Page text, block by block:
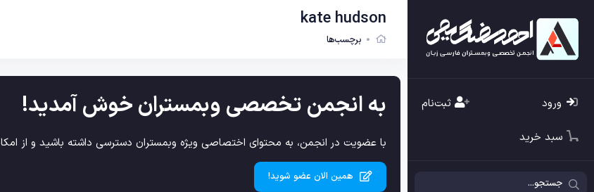
ورود ثبت‌نام
سبد خرید
kate hudson
برچسب‌ها
به انجمن تخصصی وبمستران خوش آمدید!
با عضویت در انجمن، به محتوای اختصاصی ویژه وبمستران دسترسی داشته باشید و از
همین الان عضو شوید!